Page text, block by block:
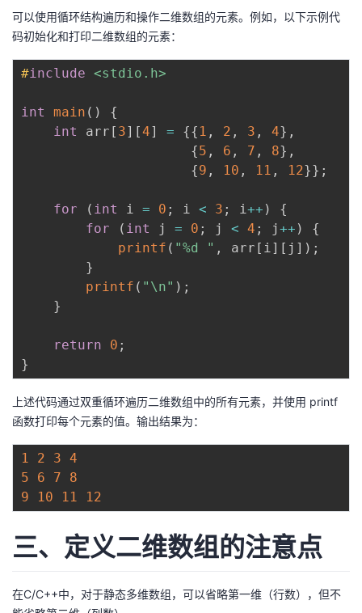
可以使用循环结构遍历和操作二维数组的元素。例如，以下示例代
码初始化和打印二维数组的元素：
#include <stdio.h>
int main ( )
{
int
arr [ 3] [4] = {{ 1 , 2 , 3 , 4} ,
{5 , 6 , 7 , 8} ,
{9 , 10 , 11 , 12}} ;
for ( int i = 0 ; i < 3 ; i ++ )
{
for
( int j = 0 ; j < 4 ; j ++ )
{
printf ( "%d " , arr [ i ] [ j ] ) ;
}
printf ( "\n" ) ;
}
return 0 ;
}
上述代码通过双重循环遍历二维数组中的所有元素，并使用 printf
函数打印每个元素的值。输出结果为：
1 2 3 4
5
6 7
8
9
10 11 12
三、定义二维数组的注意点
在C/C++中，对于静态多维数组，可以省略第一维（行数），但不